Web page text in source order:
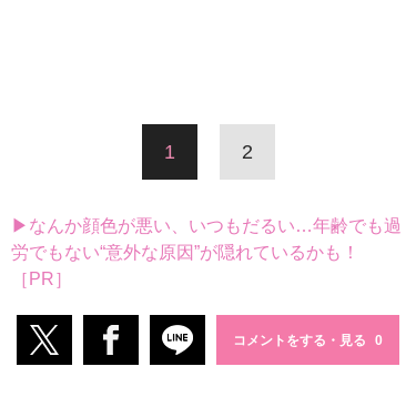
1 2
▶なんか顔色が悪い、いつもだるい…年齢でも過
労でもない“意外な原因”が隠れているかも！
［PR］
コメントをする・見る